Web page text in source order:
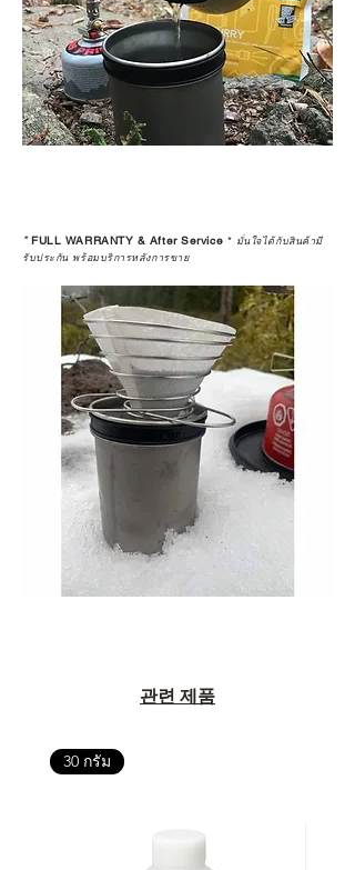
*FULL WARRANTY & After Service * มั่นใจได้กับสินค้ามี
รับประกัน พร้อมบริการหลังการขาย
관련 제품
30 กรัม